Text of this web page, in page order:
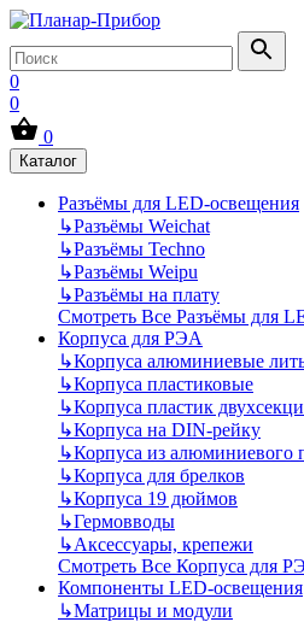
0
0
0
Каталог
Разъёмы для LED-освещения
↳Разъёмы Weichat
↳Разъёмы Techno
↳Разъёмы Weipu
↳Разъёмы на плату
Смотреть Все Разъёмы для
Корпуса для РЭА
↳Корпуса алюминиевые
↳Корпуса пластиковые
↳Корпуса пластик
↳Корпуса на DIN-рейку
↳Корпуса из алюминиевого
↳Корпуса для брелков
↳Корпуса 19 дюймов
↳Гермовводы
↳Аксессуары, крепежи
Смотреть Все Корпуса для
Компоненты LED-освещения
↳Матрицы и модули